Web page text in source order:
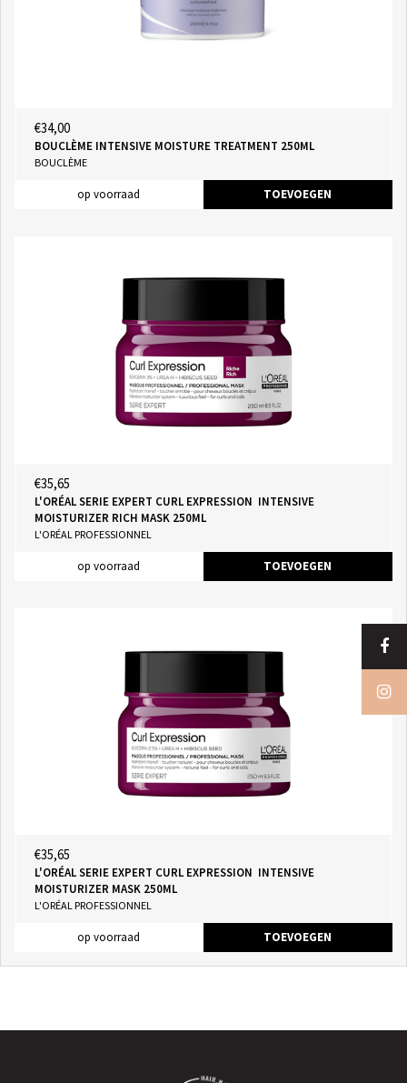
€34,00
BOUCLÈME INTENSIVE MOISTURE TREATMENT 250ML
BOUCLÈME
op voorraad TOEVOEGEN
€35,65
L'ORÉAL SERIE EXPERT CURL EXPRESSION INTENSIVE
MOISTURIZER RICH MASK 250ML
L'ORÉAL PROFESSIONNEL
op voorraad TOEVOEGEN
€35,65
L'ORÉAL SERIE EXPERT CURL EXPRESSION INTENSIVE
MOISTURIZER MASK 250ML
L'ORÉAL PROFESSIONNEL
op voorraad TOEVOEGEN